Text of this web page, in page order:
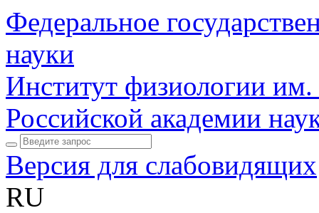
Федеральное
науки
Институт физиологии
Российской академии
Версия для слабовидящих
RU